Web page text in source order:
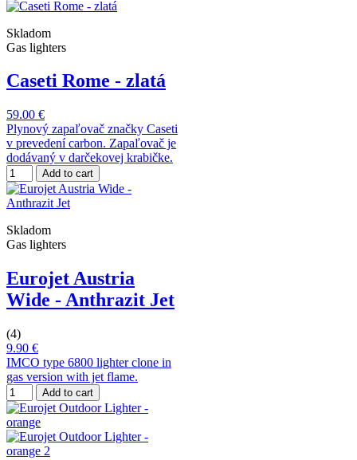
Skladom
Gas lighters
Caseti Rome - zlatá
59.00 €
Plynový zapaľovač značky Caseti
v prevedení carbon. Zapaľovač je
dodávaný v darčekovej krabičke.
Add to cart
Skladom
Gas lighters
Eurojet Austria
Wide - Anthrazit Jet
(4)
9.90 €
IMCO type 6800 lighter clone in
gas version with jet flame.
Add to cart